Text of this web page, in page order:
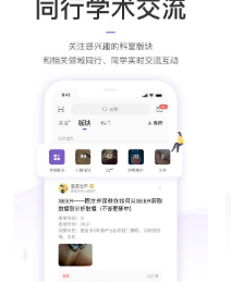
《丁香园疫苗服务》功能
1.为用户提供全面的疫苗
效、接种时间和注意事项
2.预约疫苗接种，方便快